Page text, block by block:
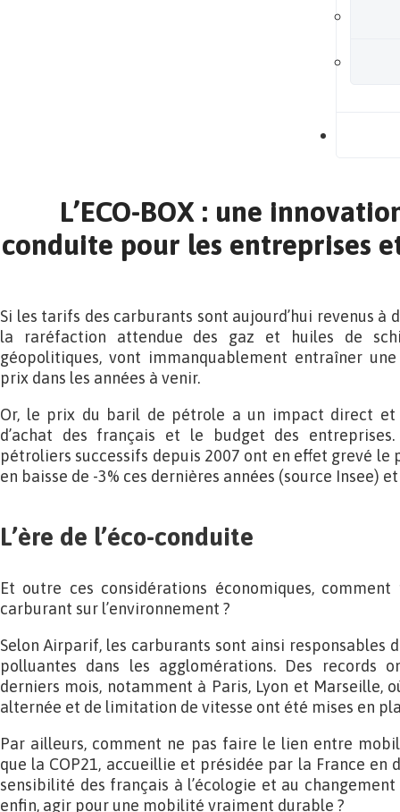
L’ECO-BOX : une
conduite pour les entreprises
Si les tarifs des carburants sont aujourd’hui revenus à
la raréfaction attendue des gaz et huiles de
géopolitiques, vont immanquablement entraîner
prix dans les années à venir.
Or, le prix du baril de pétrole a un impact direct et
d’achat des français et le budget des
pétroliers successifs depuis 2007 ont en effet grevé le
en baisse de -3% ces dernières années (source Insee)
L’ère de l’éco-conduite
Et outre ces considérations économiques,
carburant sur l’environnement ?
Selon Airparif, les carburants sont ainsi responsables
polluantes dans les agglomérations. Des records
derniers mois, notamment à Paris, Lyon et Marseille,
alternée et de limitation de vitesse ont été mises en
Par ailleurs, comment ne pas faire le lien entre
que la COP21, accueillie et présidée par la France en
sensibilité des français à l’écologie et au
enfin, agir pour une mobilité vraiment durable ?